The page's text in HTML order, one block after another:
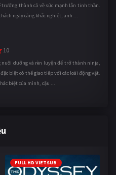
thành cả về sức mạnh lẫn tinh thần.
ngày càng khắc nghiệt, anh ...
10
nuôi dưỡng và rèn luyện để trở thành ninja,
biệt có thể giao tiếp với các loài động vật.
biệt của mình, cậu ...
FULL HD VIETSUB